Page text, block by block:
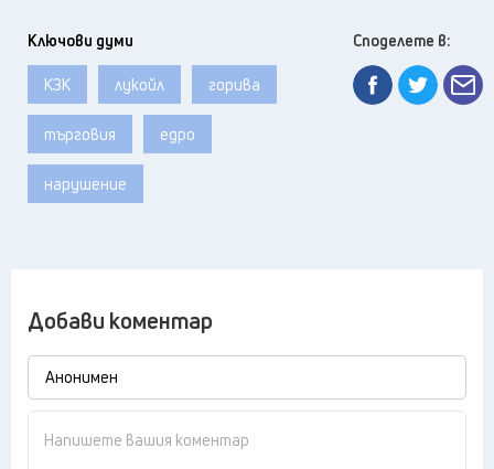
Ключови думи
КЗК лукойл горива
търговия едро
нарушение
Споделете в:
Добави коментар